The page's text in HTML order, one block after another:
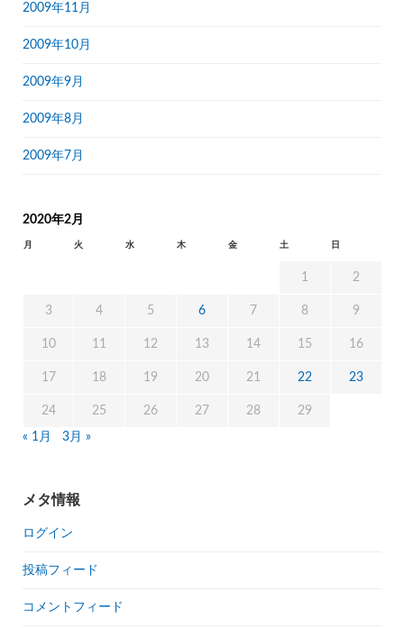
2009年11月
2009年10月
2009年9月
2009年8月
2009年7月
2020年2月
月 火 水 木 金 土 日
1 2
3 4 5 6 7 8 9
10 11 12 13 14 15 16
17 18 19 20 21 22 23
24 25 26 27 28 29
« 1月 3月 »
メタ情報
ログイン
投稿フィード
コメントフィード